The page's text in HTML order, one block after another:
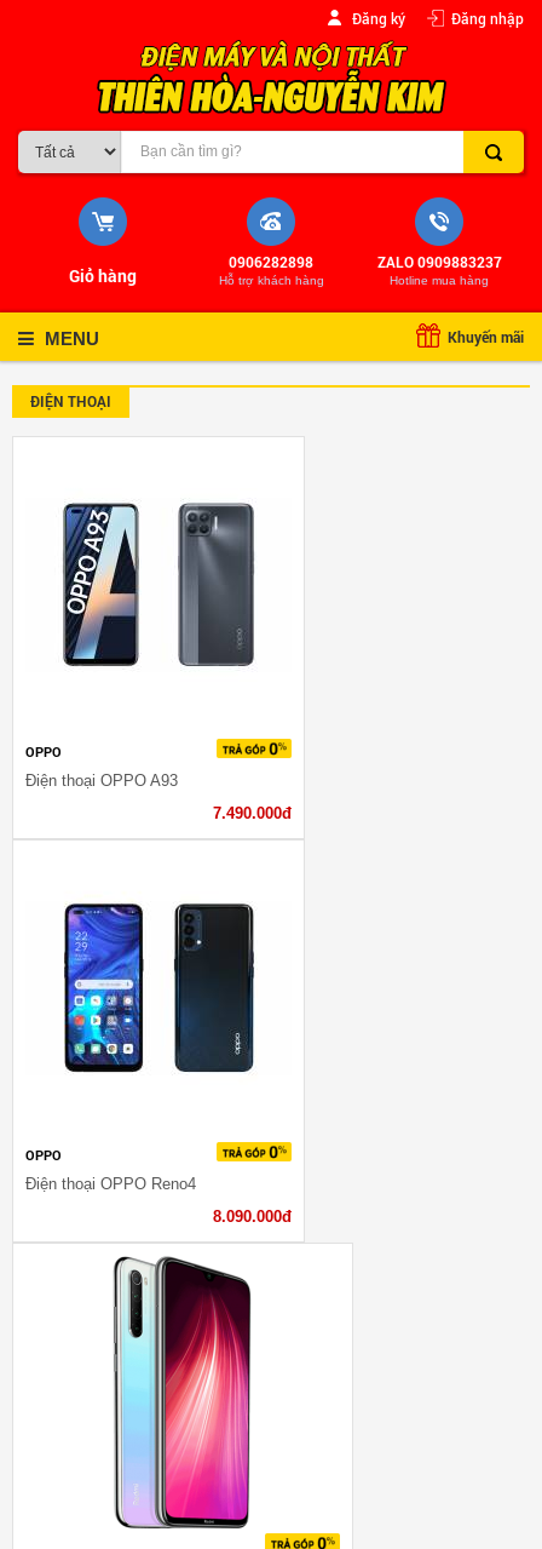
Đăng ký Đăng nhập
ZALO 0909883237
Hotline mua hàng
0906282898
Hỗ trợ khách hàng
Giỏ hàng
Khuyến mãi
MENU
ĐIỆN THOẠI
OPPO
Điện thoại OPPO A93
7.490.000đ
OPPO
Điện thoại OPPO Reno4
8.090.000đ